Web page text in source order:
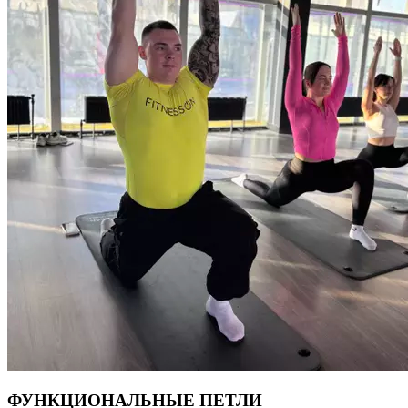
Многие техники адаптируются под задачи учеников, и акцент
делается на работу с телом и дыханием. Йога помогает: •
Улучшить концентрацию внимания, развить
стрессоустойчивость и навыки замедления ритма жизни; •
Восстановить эмоциональный фон, успокоить психику; •
«Обновить» организм и урегулировать гормональный фон; •
Улучшить качество сна; • Укрепить физическое здоровье (силу,
гибкость, баланс). Бешеный ритм жизни, многозадачность,
избыток информации — всё это способствует
саморазрушению, стрессам, напряжению, блокам и зажимам
в теле. Мы мало двигаемся, плохо спим, едим на ходу,
не умеем расслабляться. Йога — это инструмент
для самостоятельного восстановления себя на всех уровнях,
для саморегуляции и самодисциплины. Продолжительность
90 минут.
ФУНКЦИОНАЛЬНЫЕ ПЕТЛИ